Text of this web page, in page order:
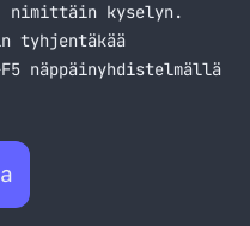
nimittäin kyselyn.
tyhjentäkää
näppäinyhdistelmällä